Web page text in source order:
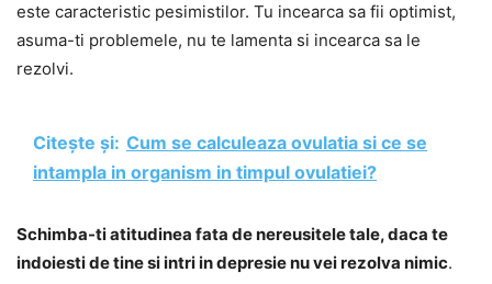
este caracteristic pesimistilor. Tu incearca sa fii optimist,
asuma-ti problemele, nu te lamenta si incearca sa le
rezolvi.
Citește și: Cum se calculeaza ovulatia si ce se
intampla in organism in timpul ovulatiei?
Schimba-ti atitudinea fata de nereusitele tale, daca te
indoiesti de tine si intri in depresie nu vei rezolva nimic.